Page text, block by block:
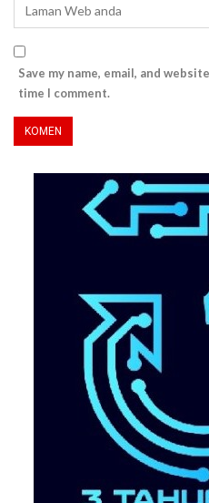
Save my name, email, and
time I comment.